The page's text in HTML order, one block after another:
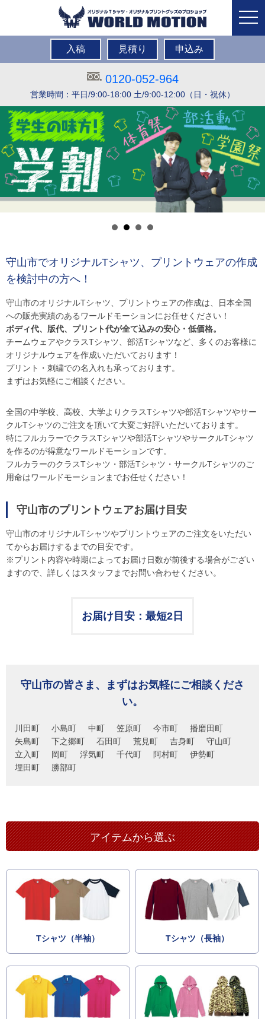
入稿 見積り 申込み
0120-052-964
営業時間：平日/9:00-18:00 土/9:00-12:00（日・祝休）
守山市でオリジナルTシャツ、プリントウェアの作成
を検討中の方へ！
守山市のオリジナルTシャツ、プリントウェアの作成は、日本全国
への販売実績のあるワールドモーションにお任せください！
ボディ代、版代、プリント代が全て込みの安心・低価格。
チームウェアやクラスTシャツ、部活Tシャツなど、多くのお客様に
オリジナルウェアを作成いただいております！
プリント・刺繍での名入れも承っております。
まずはお気軽にご相談ください。
全国の中学校、高校、大学よりクラスTシャツや部活Tシャツやサー
クルTシャツのご注文を頂いて大変ご好評いただいております。
特にフルカラーでクラスTシャツや部活TシャツやサークルTシャツ
を作るのが得意なワールドモーションです。
フルカラーのクラスTシャツ・部活Tシャツ・サークルTシャツのご
用命はワールドモーションまでお任せください！
守山市のプリントウェアお届け目安
守山市のオリジナルTシャツやプリントウェアのご注文をいただい
てからお届けするまでの目安です。
※プリント内容や時期によってお届け日数が前後する場合がござい
ますので、詳しくはスタッフまでお問い合わせください。
お届け目安：最短2日
守山市の皆さま、まずはお気軽にご相談くださ
い。
川田町 小島町 中町 笠原町 今市町
播磨田町
矢島町
下之郷町 石田町 荒見町 吉身町
守山町
立入町
岡町 浮気町 千代町 阿村町
伊勢町
埋田町
勝部町
アイテムから選ぶ
Tシャツ（半袖） Tシャツ（長袖）